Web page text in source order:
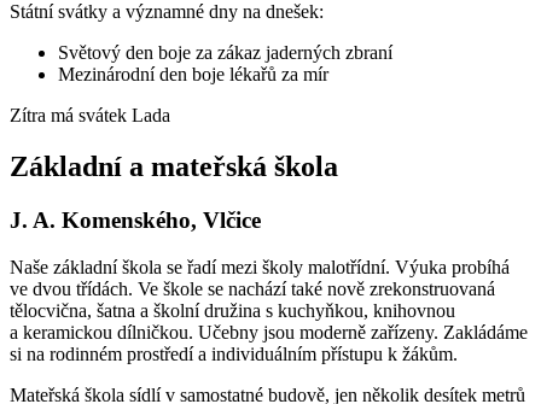
Státní svátky a významné dny na dnešek:
Světový den boje za zákaz jaderných zbraní
Mezinárodní den boje lékařů za mír
Zítra má svátek Lada
Základní a mateřská škola
J. A. Komenského, Vlčice
Naše základní škola se řadí mezi školy malotřídní. Výuka probíhá
ve dvou třídách. Ve škole se nachází také nově zrekonstruovaná
tělocvična, šatna a školní družina s kuchyňkou, knihovnou
a keramickou dílničkou. Učebny jsou moderně zařízeny. Zakládáme
si na rodinném prostředí a individuálním přístupu k žákům.
Mateřská škola sídlí v samostatné budově, jen několik desítek metrů